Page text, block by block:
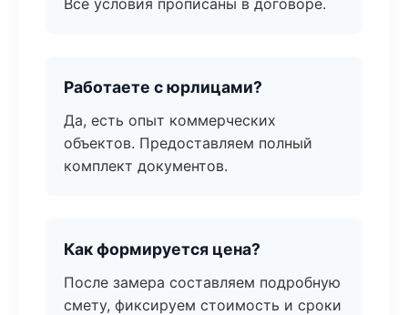
Все условия прописаны в договоре.
Работаете с юрлицами?
Да, есть опыт коммерческих
объектов. Предоставляем полный
комплект документов.
Как формируется цена?
После замера составляем подробную
смету, фиксируем стоимость и сроки